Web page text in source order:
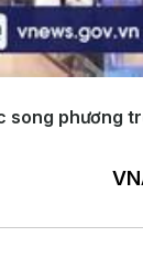
song phương